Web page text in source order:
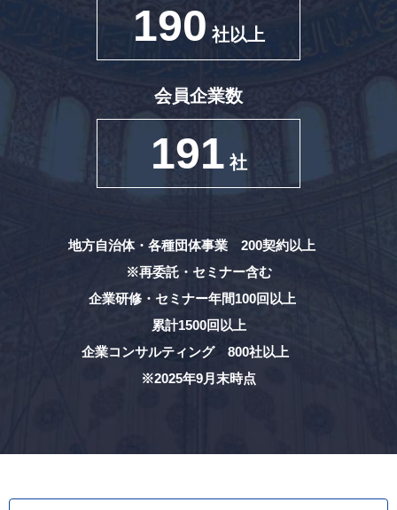
190 社以上
会員企業数
191 社
地方自治体・各種団体事業 200契約以上
※再委託・セミナー含む
企業研修・セミナー年間100回以上
累計1500回以上
企業コンサルティング 800社以上
※2025年9月末時点